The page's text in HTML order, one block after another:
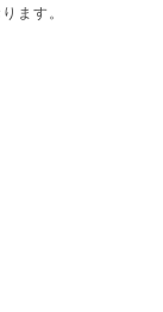
ます。